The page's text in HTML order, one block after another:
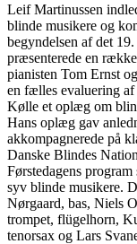
Leif Martinussen
blinde musikere og
begyndelsen af det
præsenterede en
pianisten Tom Ernst
en fælles evaluering
Kølle et oplæg om
Hans oplæg gav
akkompagnerede på
Danske Blindes
Førstedagens
syv blinde musikere.
Nørgaard, bas, Niels
trompet, flügelhorn,
tenorsax og Lars